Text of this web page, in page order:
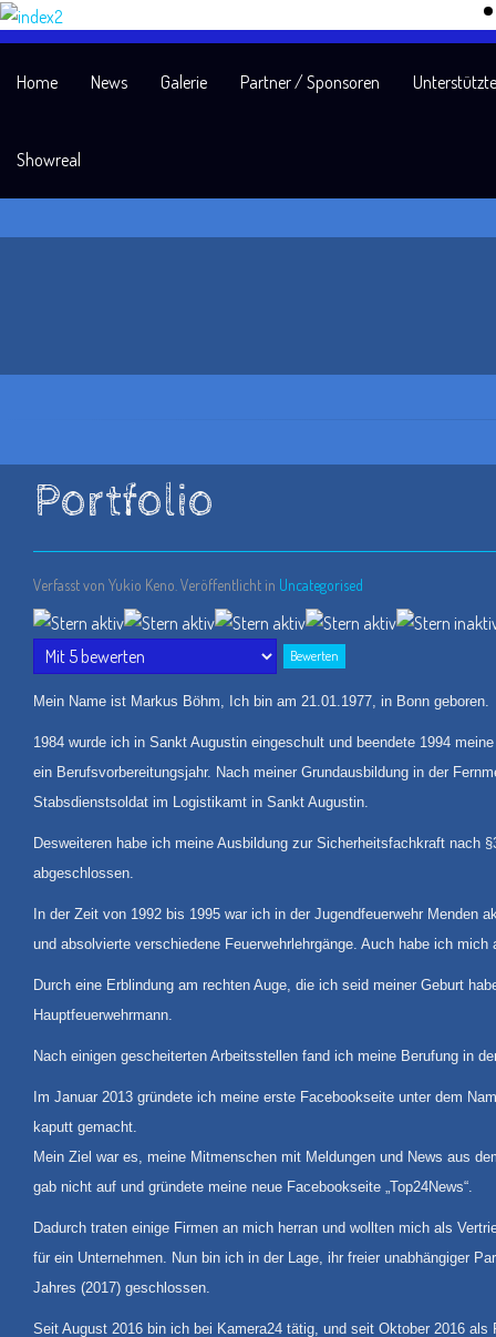
Home News Galerie Partner / Sponsoren
Showreal
Portfolio
Verfasst von Yukio Keno. Veröffentlicht in Uncategorised
Bewertung:4/5
Bitte
Mein Name ist Markus Böhm, Ich bin am 21.01.1977, in Bonn geboren.
1984 wurde ich in Sankt Augustin eingeschult und beendete 1994
ein Berufsvorbereitungsjahr. Nach meiner Grundausbildung in der
Stabsdienstsoldat im Logistikamt in Sankt Augustin.
Desweiteren habe ich meine Ausbildung zur Sicherheitsfachkraft nach
abgeschlossen.
In der Zeit von 1992 bis 1995 war ich in der Jugendfeuerwehr
und absolvierte verschiedene Feuerwehrlehrgänge. Auch habe ich
Durch eine Erblindung am rechten Auge, die ich seid meiner Geburt
Hauptfeuerwehrmann.
Nach einigen gescheiterten Arbeitsstellen fand ich meine Berufung in
Im Januar 2013 gründete ich meine erste Facebookseite unter dem
kaputt gemacht.
Mein Ziel war es, meine Mitmenschen mit Meldungen und News aus
gab nicht auf und gründete meine neue Facebookseite „Top24News“.
Dadurch traten einige Firmen an mich herran und wollten mich als
für ein Unternehmen. Nun bin ich in der Lage, ihr freier unabhängiger
Jahres (2017) geschlossen.
Seit August 2016 bin ich bei Kamera24 tätig, und seit Oktober 2016